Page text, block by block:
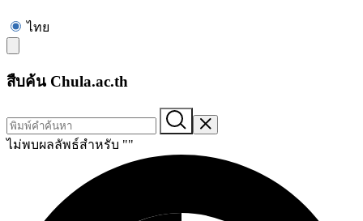
ไทย
สืบค้น Chula.ac.th
ไม่พบผลลัพธ์สำหรับ ""